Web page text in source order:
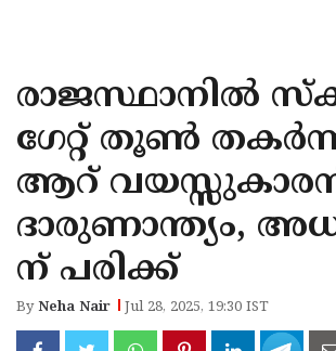
KANNUR
KASARAGOD
രാജസ്ഥാനിൽ
ഗേറ്റ് തൂൺ
ആറ്
ദാരുണാന്ത്യം,
ന് പരിക്ക്
ByNeha Nair Jul 28, 2025, 19:30 IST